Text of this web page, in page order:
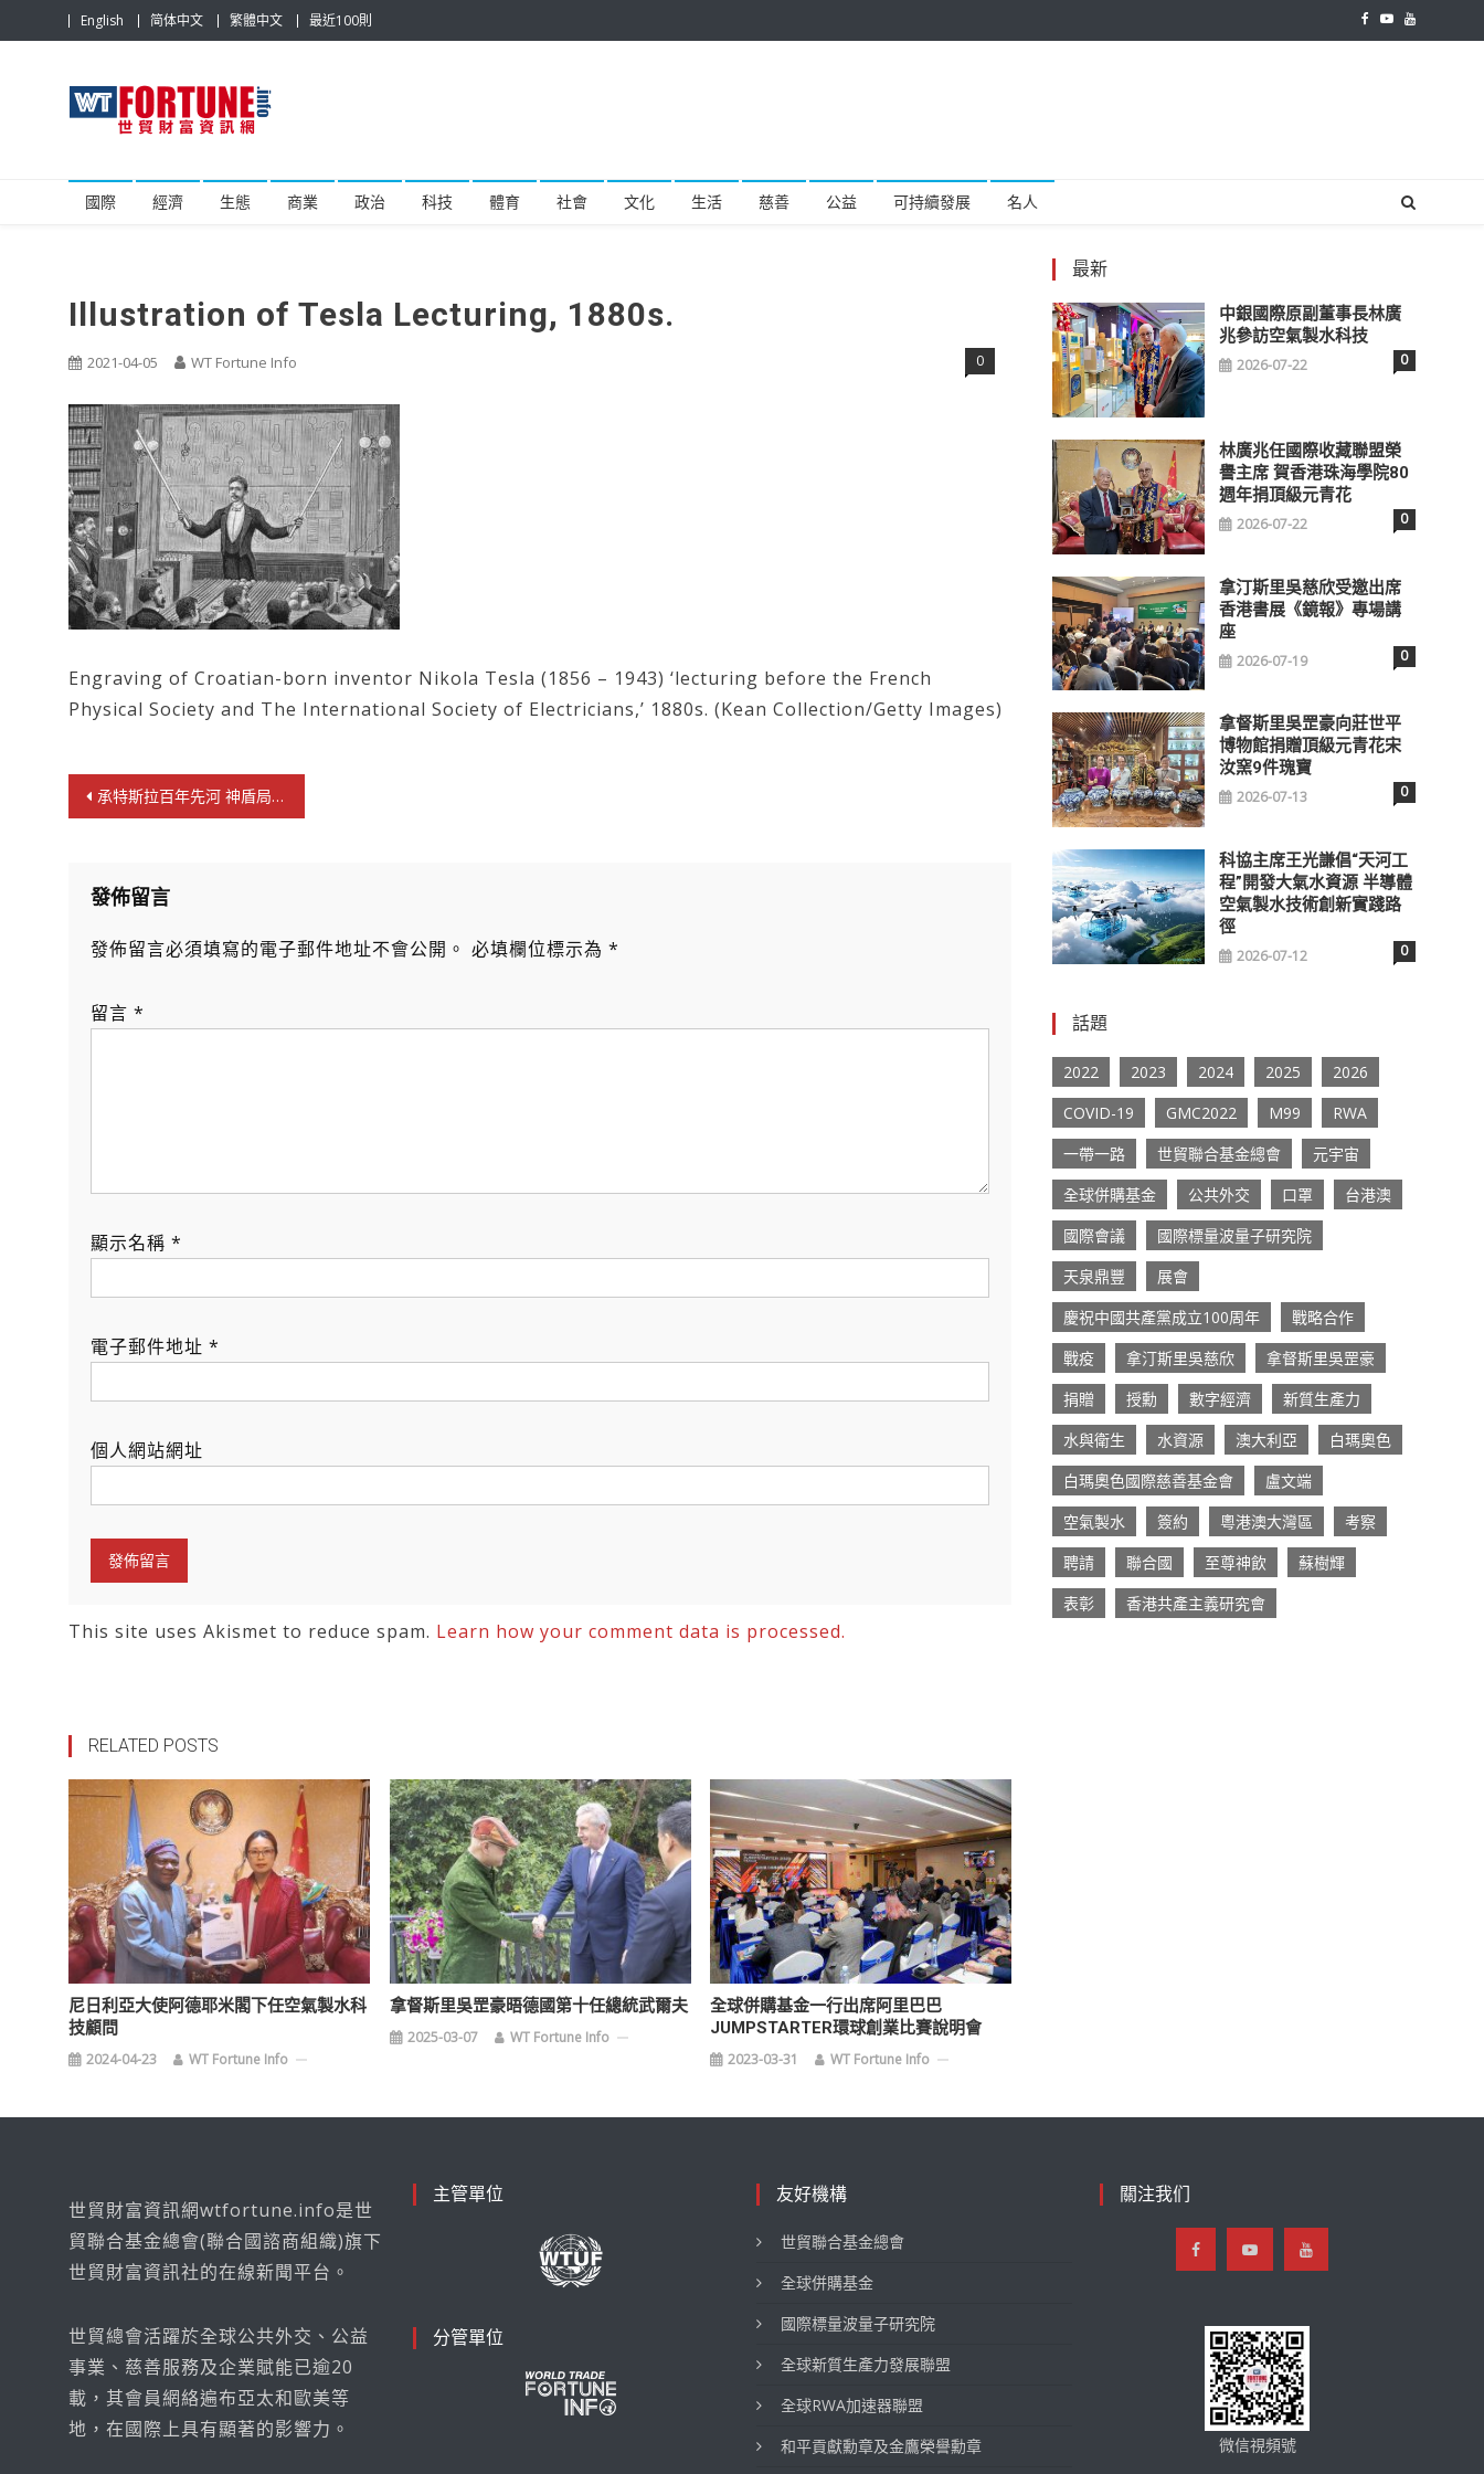
to
English 简体中文 繁體中文 最近100則
國際 經濟 生態 商業 政治 科技 體育 社會 文化 生活 慈善 公益 可持續發展 名人
Illustration of Tesla Lecturing, 1880s.
2021-04-05 WT Fortune Info 0
Engraving of Croatian-born inventor Nikola Tesla (1856 – 1943) ‘lecturing before the French
Physical Society and The International Society of Electricians,’ 1880s. (Kean Collection/Getty Images)
文
章
覽
承特斯拉百年先河 神盾局啟電療新法
發佈留言
發佈留言必須填寫的電子郵件地址不會公開。 必填欄位標示為 *
留言 *
顯示名稱 *
電子郵件地址 *
個人網站網址
This site uses Akismet to reduce spam. Learn how your comment data is processed.
RELATED POSTS
尼日利亞大使阿德耶米閣下任空氣製水科
技顧問
2024-04-23 WT Fortune Info
拿督斯里吳罡豪晤德國第十任總統武爾夫
2025-03-07 WT Fortune Info
全球併購基金一行出席阿里巴巴
JUMPSTARTER環球創業比賽說明會
2023-03-31 WT Fortune Info
最新
中銀國際原副董事長林廣
兆參訪空氣製水科技
2026-07-22 0
林廣兆任國際收藏聯盟榮
譽主席 賀香港珠海學院80
週年捐頂級元青花
2026-07-22 0
拿汀斯里吳慈欣受邀出席
香港書展《鏡報》專場講
座
2026-07-19 0
拿督斯里吳罡豪向莊世平
博物館捐贈頂級元青花宋
汝窯9件瑰寶
2026-07-13 0
科協主席王光謙倡“天河工
程”開發大氣水資源 半導體
空氣製水技術創新實踐路
徑
2026-07-12 0
話題
2022 2023 2024 2025
2026
COVID-19
GMC2022 M99
RWA
一帶一路
世貿聯合基金總會
元宇宙
全球併購基金
公共外交 口罩
台港澳
國際會議
國際標量波量子研究院
天泉鼎豐
展會
慶祝中國共產黨成立100周年
戰略合作
戰疫
拿汀斯里吳慈欣
拿督斯里吳罡豪
捐贈
授勳 數字經濟
新質生產力
水與衛生
水資源 澳大利亞
白瑪奧色
白瑪奧色國際慈善基金會
盧文端
空氣製水
簽約 粵港澳大灣區
考察
聘請
聯合國 至尊神飲
蘇樹輝
表彰
香港共產主義研究會
世貿財富資訊網wtfortune.info是世
貿聯合基金總會(聯合國諮商組織)旗下
世貿財富資訊社的在線新聞平台。
世貿總會活躍於全球公共外交、公益
事業、慈善服務及企業賦能已逾20
載，其會員網絡遍布亞太和歐美等
地，在國際上具有顯著的影響力。
主管單位
分管單位
友好機構
世貿聯合基金總會
全球併購基金
國際標量波量子研究院
全球新質生產力發展聯盟
全球RWA加速器聯盟
和平貢獻勳章及金鷹榮譽勳章
關注我们
微信視頻號